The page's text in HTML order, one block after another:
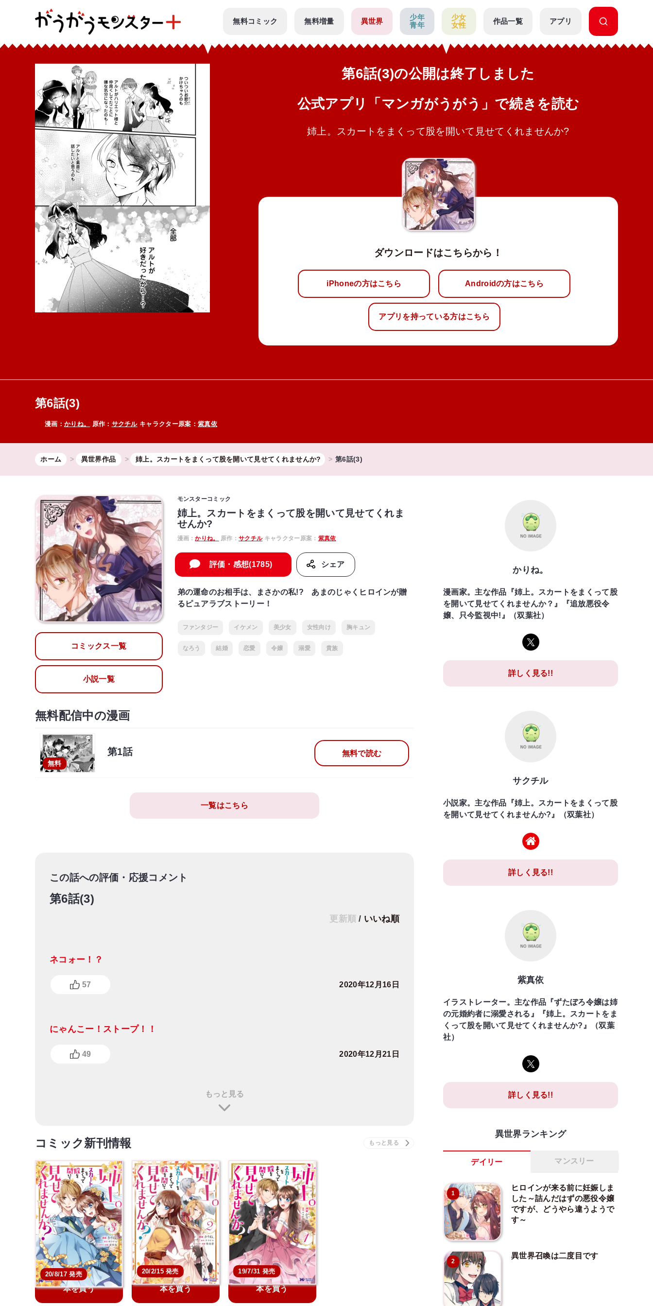
無料コミック 無料増量 異世界
少年
青年
少女
女性
作品一覧 アプリ
第6話(3)の公開は終了しました
公式アプリ「マンガがうがう」で続きを読む
姉上。スカートをまくって股を開いて見せてくれませんか?
ダウンロードはこちらから！
iPhoneの方はこちら Androidの方はこちら
アプリを持っている方はこちら
第6話(3)
漫画： かりね。 原作： サクチルキャラクター原案：紫真依
ホーム 異世界作品 姉上。スカートをまくって股を開いて見せてくれませんか? 第6話(3)
コミックス一覧
小説一覧
モンスターコミック
姉上。スカートをまくって股を開いて見せてくれま
せんか?
漫画：かりね。 原作：サクチルキャラクター原案： 紫真依
評価・感想(1785) シェア
弟の運命のお相手は、まさかの私!? あまのじゃくヒロインが贈
るピュアラブストーリー！
ファンタジー イケメン 美少女 女性向け 胸キュン
なろう 結婚 恋愛 令嬢 溺愛 貴族
無料配信中の漫画
無料
第1話 無料で読む
一覧はこちら
この話への評価・応援コメント
第6話(3)
更新順 / いいね順
ネコォー！？
57 2020年12月16日
にゃんこー！ストープ！！
49 2020年12月21日
もっと見る
コミック新刊情報
20/8/17 発売
姉上。スカートをまくっ
て股を開いて見せてく…
本を買う
20/2/15 発売
姉上。スカートをまくっ
て股を開いて見せてく…
本を買う
19/7/31 発売
姉上。スカートをまくっ
て股を開いて見せてく…
本を買う
かりね。
漫画家。主な作品『姉上。スカートをまくって股
を開いて見せてくれませんか？』『追放悪役令
嬢、只今監視中!』（双葉社）
詳しく見る!!
サクチル
小説家。主な作品『姉上。スカートをまくって股
を開いて見せてくれませんか?』（双葉社）
詳しく見る!!
紫真依
イラストレーター。主な作品『ずたぼろ令嬢は姉
の元婚約者に溺愛される』『姉上。スカートをま
くって股を開いて見せてくれませんか?』（双葉
社）
詳しく見る!!
異世界ランキング
デイリー マンスリー
1
ヒロインが来る前に妊娠しま
した～詰んだはずの悪役令嬢
ですが、どうやら違うようで
す～
2
異世界召喚は二度目です